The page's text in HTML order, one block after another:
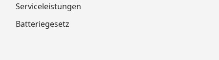
Serviceleistungen
Batteriegesetz